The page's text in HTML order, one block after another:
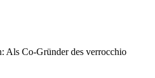
Als Co-Gründer des verrocchio